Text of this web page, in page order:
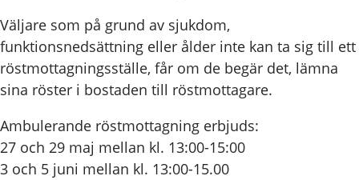
Väljare som på grund av sjukdom,
funktionsnedsättning eller ålder inte kan ta sig till ett
röstmottagningsställe, får om de begär det, lämna
sina röster i bostaden till röstmottagare.
Ambulerande röstmottagning erbjuds:
27 och 29 maj mellan kl. 13:00-15:00
3 och 5 juni mellan kl. 13:00-15.00